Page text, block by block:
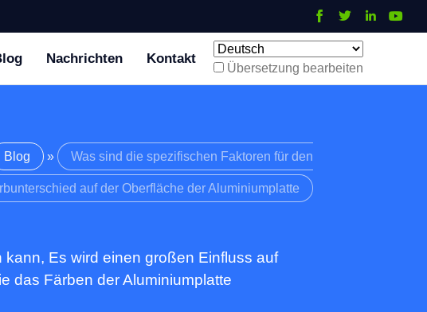
Nachrichten Kontakt
Übersetzung bearbeiten
Blog » Was sind die spezifischen Faktoren für den
auf der Oberfläche der Aluminiumplatte
Es wird einen großen Einfluss auf
das Färben der Aluminiumplatte